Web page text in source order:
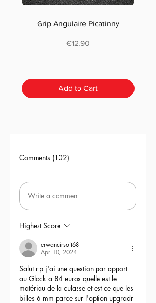
Grip Angulaire Picatinny
Price
€12.90
Add to Cart
Comments (102)
Write a comment
Highest Score
erwanairsoft68
Apr 10, 2024
Salut rtp j'ai une question par apport
au Glock a 84 euros quelle est le
matériau de la culasse et est ce que les
billes 6 mm parce sur l'option upgradr